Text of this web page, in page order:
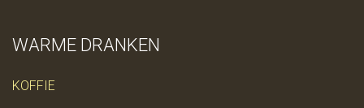
WARME DRANKEN
KOFFIE